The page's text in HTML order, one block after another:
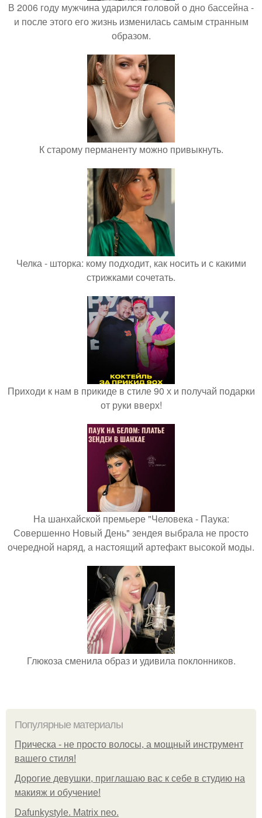
В 2006 году мужчина ударился головой о дно бассейна -
и после этого его жизнь изменилась самым странным
образом.
К старому перманенту можно привыкнуть.
Челка - шторка: кому подходит, как носить и с какими
стрижками сочетать.
Приходи к нам в прикиде в стиле 90 х и получай подарки
от руки вверх!
На шанхайской премьере "Человека - Паука:
Совершенно Новый День" зендея выбрала не просто
очередной наряд, а настоящий артефакт высокой моды.
Глюкоза сменила образ и удивила поклонников.
Популярные материалы
Прическа - не просто волосы, а мощный инструмент
вашего стиля!
Дорогие девушки, приглашаю вас к себе в студию на
макияж и обучение!
Dafunkystyle. Matrix neo.